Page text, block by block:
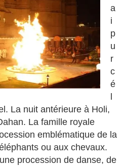
a
i
p
u
r
c
é
La nuit antérieure à Holi,
La famille royale
emblématique de la
ou aux chevaux.
procession de danse, de